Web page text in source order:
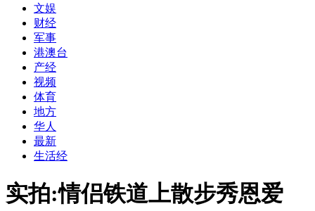
文娱
财经
军事
港澳台
产经
视频
体育
地方
华人
最新
生活经
实拍:情侣铁道上散步秀恩爱